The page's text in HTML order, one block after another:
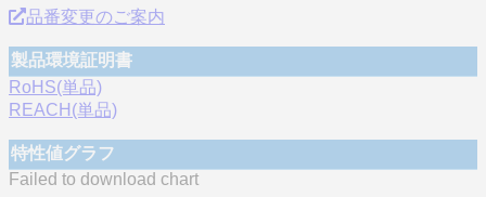
品番変更のご案内
製品環境証明書
RoHS(単品)
REACH(単品)
特性値グラフ
Failed to download chart